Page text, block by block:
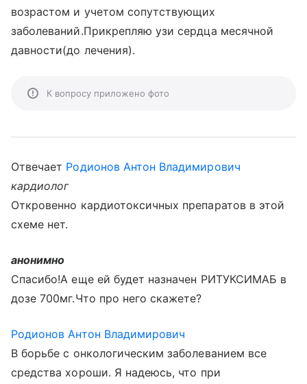
возрастом и учетом сопутствующих
заболеваний.Прикрепляю узи сердца месячной
давности(до лечения).
К вопросу приложено фото
Отвечает Родионов Антон Владимирович
кардиолог
Откровенно кардиотоксичных препаратов в этой
схеме нет.
анонимно
Спасибо!А еще ей будет назначен РИТУКСИМАБ в
дозе 700мг.Что про него скажете?
Родионов Антон Владимирович
В борьбе с онкологическим заболеванием все
средства хороши. Я надеюсь, что при